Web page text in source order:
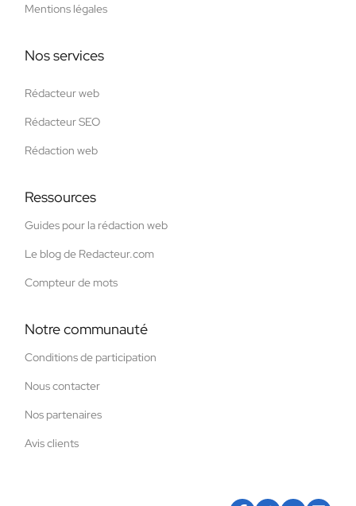
Mentions légales
Nos services
Rédacteur web
Rédacteur SEO
Rédaction web
Ressources
Guides pour la rédaction web
Le blog de Redacteur.com
Compteur de mots
Notre communauté
Conditions de participation
Nous contacter
Nos partenaires
Avis clients